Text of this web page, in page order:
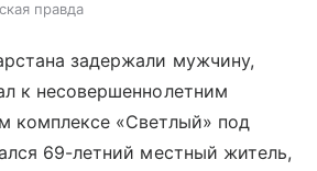
правда
задержали мужчину,
к несовершеннолетним
комплексе «Светлый» под
69-летний местный житель,